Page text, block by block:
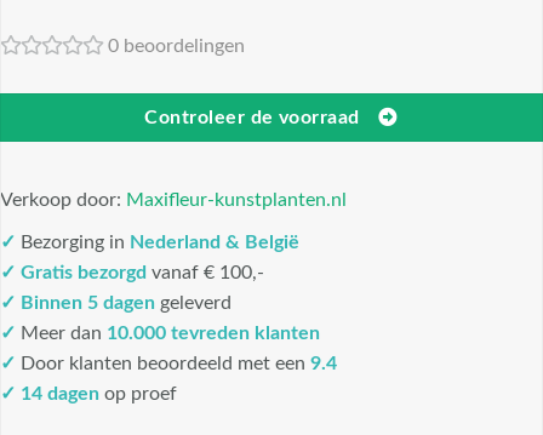
0 beoordelingen
Controleer de voorraad
Verkoop door: Maxifleur-kunstplanten.nl
✓ Bezorging in Nederland & België
✓ Gratis bezorgd vanaf € 100,-
✓ Binnen 5 dagen geleverd
✓ Meer dan 10.000 tevreden klanten
✓ Door klanten beoordeeld met een 9.4
✓ 14 dagen op proef